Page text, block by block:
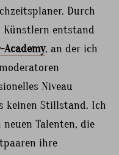
Durch
entstand
Academy, an der ich
Niveau
keinen Stillstand. Ich
Talenten, die
ihre